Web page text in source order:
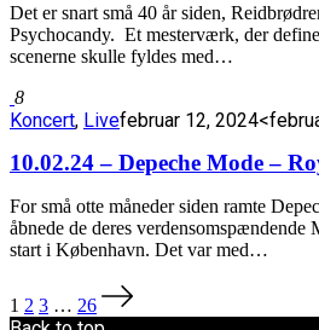
Det er snart små 40 år siden,
Psychocandy. Et mesterværk, der
scenerne skulle fyldes med…
8
Koncert, Livefebruar 12, 2024
10.02.24 – Depeche Mode –
For små otte måneder siden ramte
åbnede de deres verdensomspændende
start i København. Det var med…
Indlægsinddeling
1 2 3 … 26